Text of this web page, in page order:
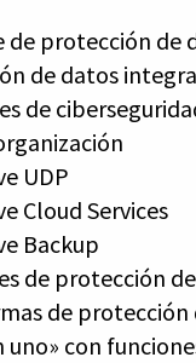
de protección de
de datos
de
UDP
Cloud Services
Backup
de protección
de protección
uno» con